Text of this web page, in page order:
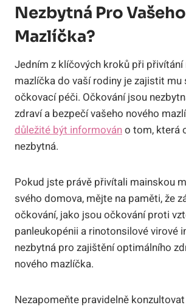
Nezbytná Pro
Mazlíčka?
Jedním z klíčových kroků při přivítání
mazlíčka do vaší rodiny je zajistit mu
očkovací péči. Očkování jsou
zdraví a bezpečí vašeho nového
důležité být informováno tom, která
nezbytná.
Pokud jste právě přivítali mainskou
svého domova, mějte na paměti, že
očkování, jako jsou očkování proti
panleukopénii a rinotonsilové virové
nezbytná pro zajištění optimálního
nového mazlíčka.
Nezapomeňte pravidelně